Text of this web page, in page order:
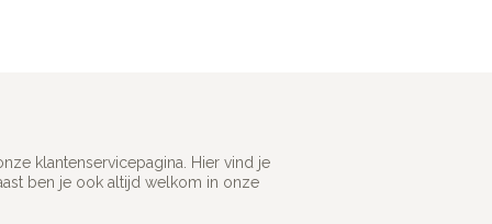
klantenservicepagina. Hier vind je
ben je ook altijd welkom in onze